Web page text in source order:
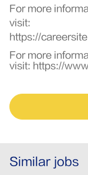
For more
visit:
https://
For more
visit: https://
Similar jobs